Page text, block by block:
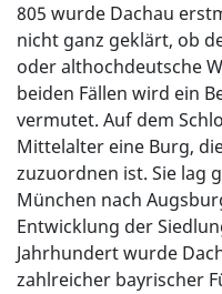
805 wurde Dachau
nicht ganz geklärt, ob
oder althochdeutsche
beiden Fällen wird ein
vermutet. Auf dem
Mittelalter eine Burg,
zuzuordnen ist. Sie lag
München nach
Entwicklung der
Jahrhundert wurde
zahlreicher bayrischer